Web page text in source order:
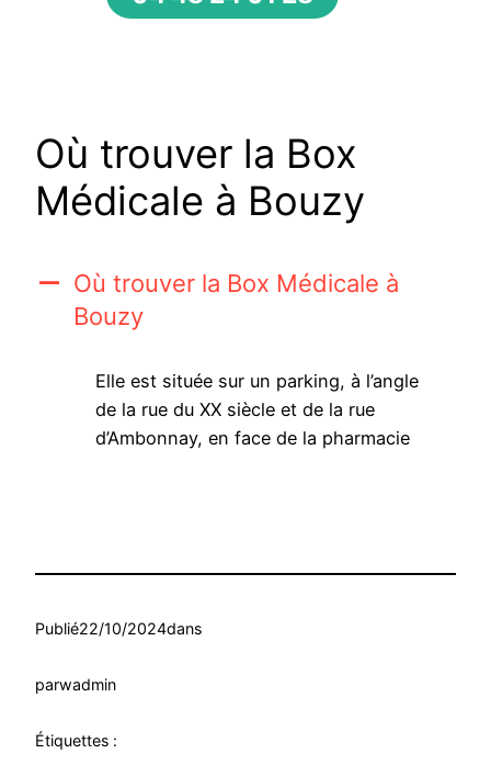
Où trouver la Box
Médicale à Bouzy
A
Où trouver la Box Médicale à
Bouzy
Elle est située sur un parking, à l’angle
de la rue du XX siècle et de la rue
d’Ambonnay, en face de la pharmacie
Publié22/10/2024dans
parwadmin
Étiquettes :